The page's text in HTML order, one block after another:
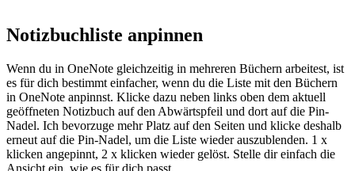
Notizbuchliste anpinnen
Wenn du in OneNote gleichzeitig in mehreren Büchern arbeitest, ist
es für dich bestimmt einfacher, wenn du die Liste mit den Büchern
in OneNote anpinnst. Klicke dazu neben links oben dem aktuell
geöffneten Notizbuch auf den Abwärtspfeil und dort auf die Pin-
Nadel. Ich bevorzuge mehr Platz auf den Seiten und klicke deshalb
erneut auf die Pin-Nadel, um die Liste wieder auszublenden. 1 x
klicken angepinnt, 2 x klicken wieder gelöst. Stelle dir einfach die